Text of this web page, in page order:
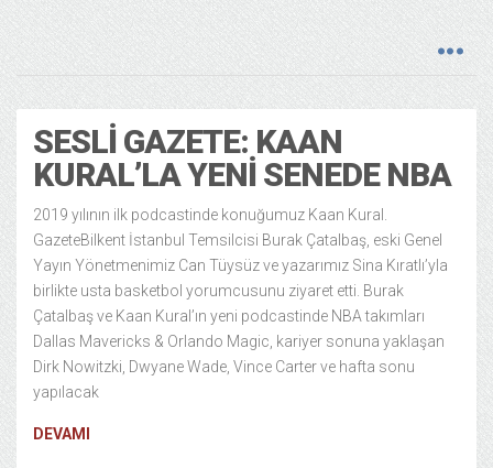
SESLI GAZETE: KAAN
KURAL’LA YENI SENEDE NBA
2019 yılının ilk podcastinde konuğumuz Kaan Kural.
GazeteBilkent İstanbul Temsilcisi Burak Çatalbaş, eski Genel
Yayın Yönetmenimiz Can Tüysüz ve yazarımız Sina Kıratlı’yla
birlikte usta basketbol yorumcusunu ziyaret etti. Burak
Çatalbaş ve Kaan Kural’ın yeni podcastinde NBA takımları
Dallas Mavericks & Orlando Magic, kariyer sonuna yaklaşan
Dirk Nowitzki, Dwyane Wade, Vince Carter ve hafta sonu
yapılacak
DEVAMI